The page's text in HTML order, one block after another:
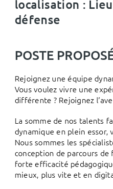
localisation :
défense
POSTE
Rejoignez une équipe
Vous voulez vivre une
différente ? Rejoignez
La somme de nos talents
dynamique en plein essor,
Nous sommes les
conception de parcours
forte efficacité
mieux, plus vite et en